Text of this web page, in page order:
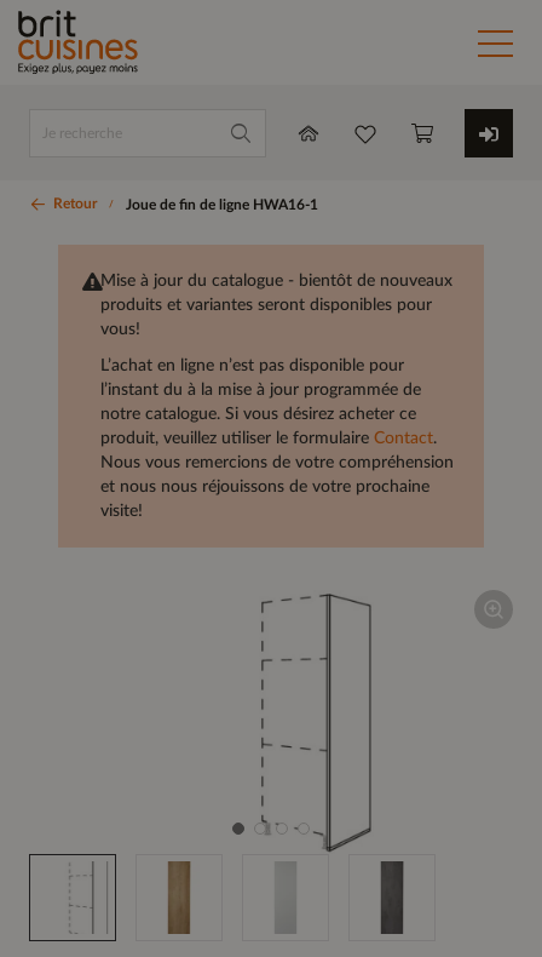
Retour Joue de fin de ligne HWA16-1
Mise à jour du catalogue - bientôt de nouveaux
produits et variantes seront disponibles pour
vous!
L’achat en ligne n’est pas disponible pour
l’instant du à la mise à jour programmée de
notre catalogue. Si vous désirez acheter ce
produit, veuillez utiliser le formulaire Contact.
Nous vous remercions de votre compréhension
et nous nous réjouissons de votre prochaine
visite!